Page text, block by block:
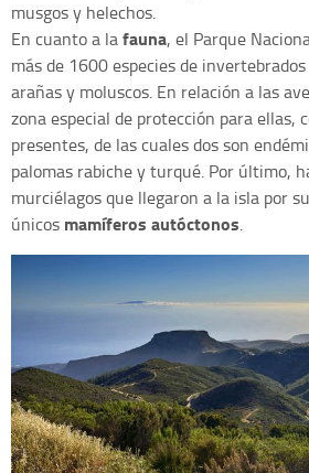
musgos y helechos.
En cuanto a lafauna, el Parque
más de 1600 especies de
arañas y moluscos. En relación a las
zona especial de protección para ellas,
presentes, de las cuales dos son
palomas rabiche y turqué. Por último,
murciélagos que llegaron a la isla por
únicos mamíferos autóctonos.